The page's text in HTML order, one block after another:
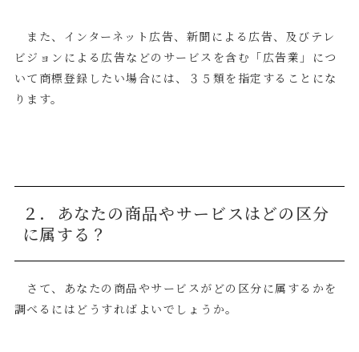
また、インターネット広告、新聞による広告、及びテレ
ビジョンによる広告などのサービスを含む「広告業」につ
いて商標登録したい場合には、３５類を指定することにな
ります。
２．あなたの商品やサービスはどの区分
に属する？
さて、あなたの商品やサービスがどの区分に属するかを
調べるにはどうすればよいでしょうか。